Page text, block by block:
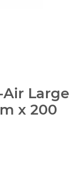
Large
x 200